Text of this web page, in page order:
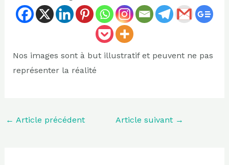
Nos images sont à but illustratif et peuvent ne pas
représenter la réalité
← Article précédent Article suivant →